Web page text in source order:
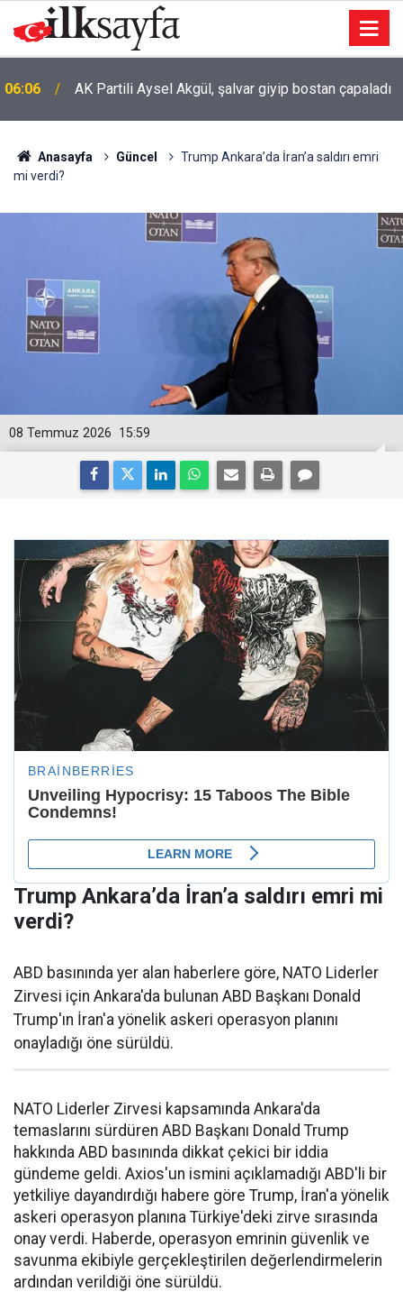
06:06 AK Partili Aysel Akgül, şalvar giyip bostan çapaladı
Anasayfa Güncel
Trump Ankara’da İran’a saldırı emri
mi verdi?
15:59
08 Temmuz 2026
Trump Ankara’da İran’a saldırı emri mi
verdi?
ABD basınında yer alan haberlere göre, NATO Liderler
Zirvesi için Ankara'da bulunan ABD Başkanı Donald
Trump'ın İran'a yönelik askeri operasyon planını
onayladığı öne sürüldü.
NATO Liderler Zirvesi kapsamında Ankara'da
temaslarını sürdüren ABD Başkanı Donald Trump
hakkında ABD basınında dikkat çekici bir iddia
gündeme geldi. Axios'un ismini açıklamadığı ABD'li bir
yetkiliye dayandırdığı habere göre Trump, İran'a yönelik
askeri operasyon planına Türkiye'deki zirve sırasında
onay verdi. Haberde, operasyon emrinin güvenlik ve
savunma ekibiyle gerçekleştirilen değerlendirmelerin
ardından verildiği öne sürüldü.